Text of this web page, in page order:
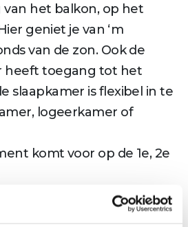
van het balkon, op het
geniet je van ‘m
van de zon. Ook de
heeft toegang tot het
slaapkamer is flexibel in te
logeerkamer of
komt voor op de 1e, 2e